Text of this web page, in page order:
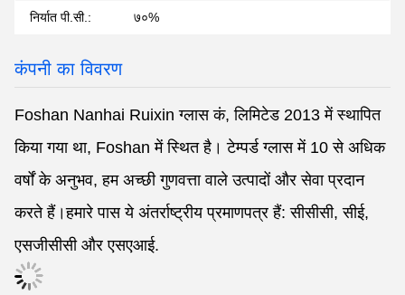
निर्यात पी.सी.: ७०%
कंपनी का विवरण
Foshan Nanhai Ruixin ग्लास कं, लिमिटेड 2013 में स्थापित
किया गया था, Foshan में स्थित है। टेम्पर्ड ग्लास में 10 से अधिक
वर्षों के अनुभव, हम अच्छी गुणवत्ता वाले उत्पादों और सेवा प्रदान
करते हैं।हमारे पास ये अंतर्राष्ट्रीय प्रमाणपत्र हैं: सीसीसी, सीई,
एसजीसीसी और एसएआई.